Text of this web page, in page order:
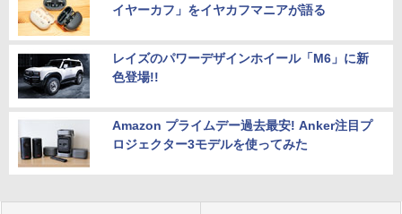
イヤーカフ」をイヤカフマニアが語る
レイズのパワーデザインホイール「M6」に新
色登場!!
Amazon プライムデー過去最安! Anker注目プ
ロジェクター3モデルを使ってみた